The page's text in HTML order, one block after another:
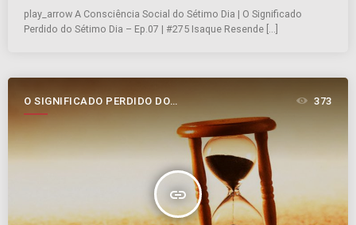
play_arrow A Consciência Social do Sétimo Dia | O Significado
Perdido do Sétimo Dia – Ep.07 | #275 Isaque Resende […]
O SIGNIFICADO PERDIDO DO
SÉTIMO DIA
insert_link
373